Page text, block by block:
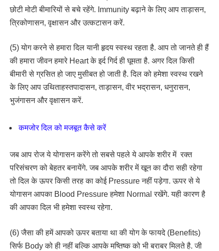
छोटी मोटी बीमारियों से बचे रहेंगे. Immunity बढ़ाने के लिए आप ताड़ासन,
त्रिकोणासन, वृक्षासन और उत्कटासन करें.
(5) योग करने से हमारा दिल यानी हृदय स्वस्थ रहता है. आप तो जानते ही हैं
की हमारा जीवन हमारे Heart के इर्द गिर्द ही घूमता है. अगर दिल किसी
बीमारी से ग्रसित हो जाए मुसीबत हो जाती है. दिल को हमेशा स्वस्थ रखने
के लिए आप उथिताहस्तपादासन, ताड़ासन, वीर भद्रासन, धनुरासन,
भुजंगासन और वृक्षासन करें.
कमजोर दिल को मजबूत कैसे करें
जब आप रोज ये योगासन करेंगे तो सबसे पहले ये आपके शरीर में रक्त
परिसंचरण को बेहतर बनायेंगे. जब आपके शरीर में खून का दौरा सही रहेगा
तो दिल के ऊपर किसी तरह का कोई Pressure नहीं पड़ेगा. ऊपर से ये
योगासन आपका Blood Pressure हमेशा Normal रखेंगे. यही कारण है
की आपका दिल भी हमेशा स्वस्थ रहेगा.
(6) जैसा की हमें आपको ऊपर बताया था की योग के फायदे (Benefits)
सिर्फ Body को ही नहीं बल्कि आपके मष्तिष्क को भी बराबर मिलते है. जी